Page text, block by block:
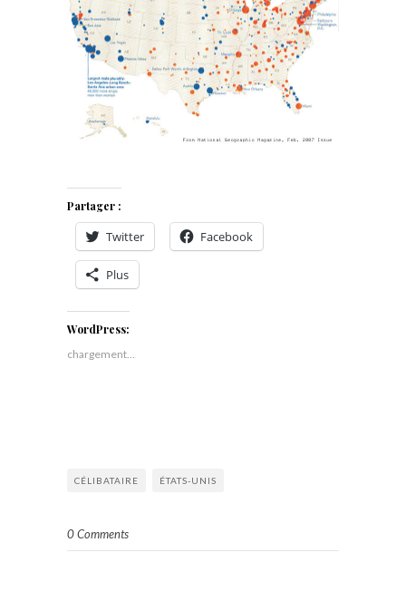
Partager :
Twitter Facebook
Plus
WordPress:
chargement…
CÉLIBATAIRE ÉTATS-UNIS
0 Comments